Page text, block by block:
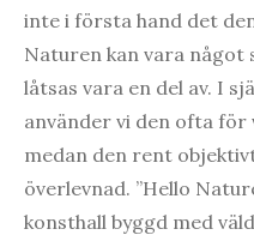
inte i första hand det
Naturen kan vara
låtsas vara en del av. I
använder vi den ofta
medan den rent
överlevnad. ”Hello
konsthall byggd med